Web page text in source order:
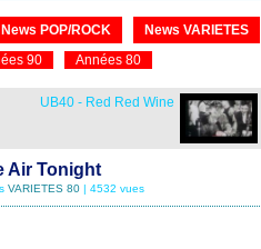
News POP/ROCK
News VARIETES
90 Années 80
UB40 - Red Red Wine
Air Tonight
VARIETES 80| 4532 vues